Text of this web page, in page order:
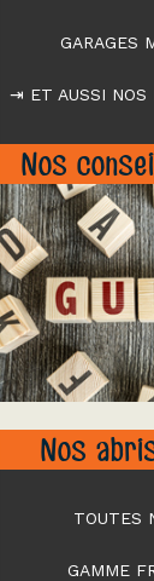
GARAGES
⇥ ET AUSSI NOS
Nos
Nos
TOUTES
GAMME